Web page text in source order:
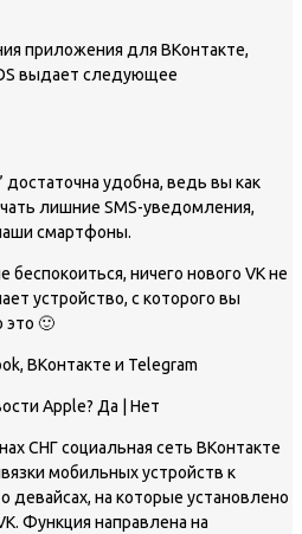
приложения для ВКонтакте,
выдает следующее
удобна, ведь вы как
лишние SMS-уведомления,
смартфоны.
ничего нового VK не
устройство, с которого вы
это 🙂
ВКонтакте и Telegram
Apple? Да | Нет
СНГ социальная сеть ВКонтакте
мобильных устройств к
девайсах, на которые установлено
Функция направлена на